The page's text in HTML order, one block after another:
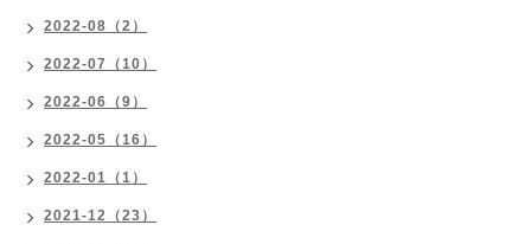
2022-08（2）
2022-07（10）
2022-06（9）
2022-05（16）
2022-01（1）
2021-12（23）